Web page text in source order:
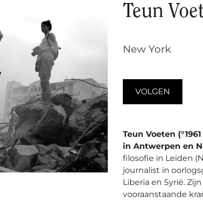
Teun
New York
VOLGEN
Teun Voeten
in Antwerpen en
filosofie in Leiden
journalist in
Liberia en Syrië.
vooraanstaande